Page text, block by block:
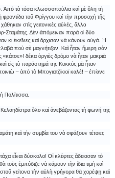
Ἀπὸ τὰ τόσα κλωσσοπούλια καὶ μὲ ὅλη τὴ
φροντίδα τοῦ Φρίγγου καὶ τὴν προσοχὴ τῆς
στὶς γειτονικὲς αὐλές, ἄλλα
Σταμάτης. Δὲν ἀπόμειναν παρὰ οἱ δύο
κι ἐκεῖνες καὶ ἄρχισαν νὰ κάνουν αὐγά. Ἡ
ποὺ σὲ μαγνήτιζαν. Καὶ ἦταν ἥμερη σὰν
«κάτσε»! δέκα ὀργιὲς δρόμο νὰ ἦταν μακριὰ
εἰς τὸ παράστημά της Κοκκὸς μὰ ἦταν
– ἀπὸ τὸ Μπογιατζίκιοϊ καλέ! – ἐπίανε
ὅλο καὶ ἀνεβάζοντας τὴ φωνή της
καὶ τὴν συμβία του νὰ σφάξουν τέτοιες
εἶναι δύσκολο! Οἱ κλέφτες ἄδειασαν τὸ
τοὺς ἐμπόδιζε νὰ κάμουν τὴν ἴδια τιμὴ καὶ
γείτονα τὴν αὐλὴ γρήγορα θὰ χορέψῃ καὶ